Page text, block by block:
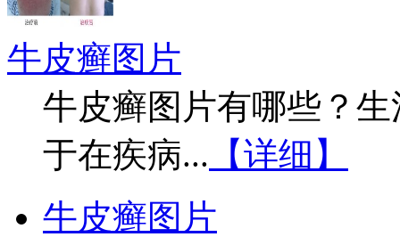
牛皮癣图片
牛皮癣图片有哪些？
于在疾病... 【详细】
牛皮癣图片